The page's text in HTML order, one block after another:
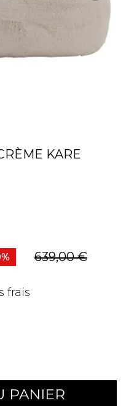
KARE
639,00 €
frais
PANIER